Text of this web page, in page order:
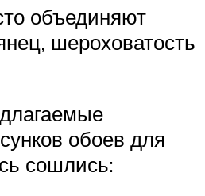
объединяют
шероховатость
обоев для
сошлись: